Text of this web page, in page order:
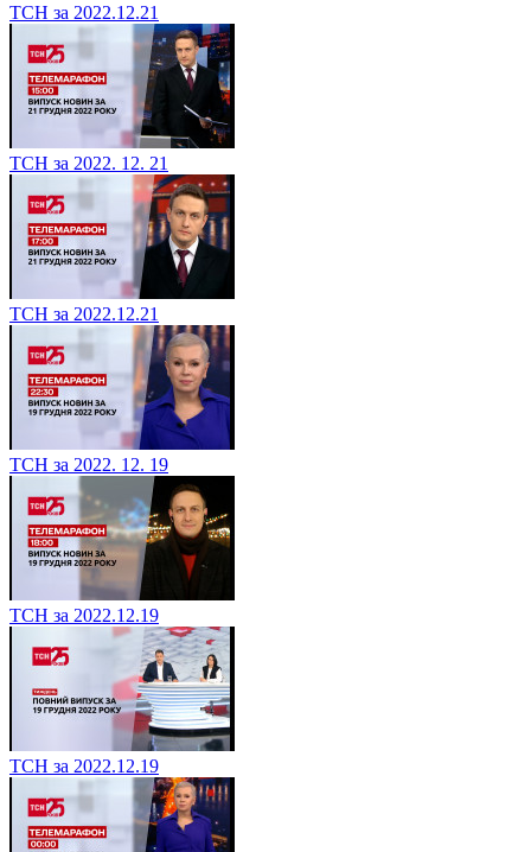
ТСН за 2022.12.21
ТСН за 2022. 12. 21
ТСН за 2022.12.21
ТСН за 2022. 12. 19
ТСН за 2022.12.19
ТСН за 2022.12.19